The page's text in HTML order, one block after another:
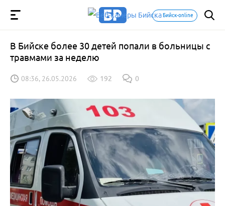
Бийск-online
В Бийске более 30 детей попали в больницы с
травмами за неделю
08:36, 26.05.2026 192 0